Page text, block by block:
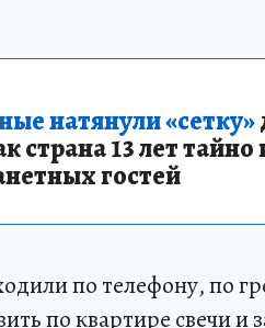
натянули «сетку»
страна 13 лет тайно
гостей
по телефону, по
по квартире свечи и